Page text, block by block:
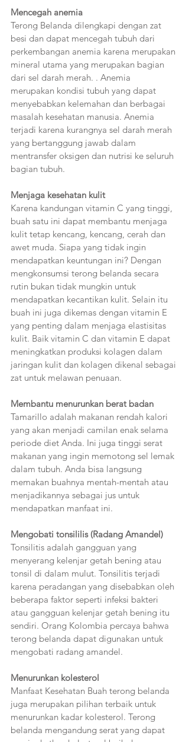
Mencegah anemia
Terong Belanda dilengkapi dengan zat
besi dan dapat mencegah tubuh dari
perkembangan anemia karena merupakan
mineral utama yang merupakan bagian
dari sel darah merah. . Anemia
merupakan kondisi tubuh yang dapat
menyebabkan kelemahan dan berbagai
masalah kesehatan manusia. Anemia
terjadi karena kurangnya sel darah merah
yang bertanggung jawab dalam
mentransfer oksigen dan nutrisi ke seluruh
bagian tubuh.
Menjaga kesehatan kulit
Karena kandungan vitamin C yang tinggi,
buah satu ini dapat membantu menjaga
kulit tetap kencang, kencang, cerah dan
awet muda. Siapa yang tidak ingin
mendapatkan keuntungan ini? Dengan
mengkonsumsi terong belanda secara
rutin bukan tidak mungkin untuk
mendapatkan kecantikan kulit. Selain itu
buah ini juga dikemas dengan vitamin E
yang penting dalam menjaga elastisitas
kulit. Baik vitamin C dan vitamin E dapat
meningkatkan produksi kolagen dalam
jaringan kulit dan kolagen dikenal sebagai
zat untuk melawan penuaan.
Membantu menurunkan berat badan
Tamarillo adalah makanan rendah kalori
yang akan menjadi camilan enak selama
periode diet Anda. Ini juga tinggi serat
makanan yang ingin memotong sel lemak
dalam tubuh. Anda bisa langsung
memakan buahnya mentah-mentah atau
menjadikannya sebagai jus untuk
mendapatkan manfaat ini.
Mengobati tonsililis (Radang Amandel)
Tonsilitis adalah gangguan yang
menyerang kelenjar getah bening atau
tonsil di dalam mulut. Tonsilitis terjadi
karena peradangan yang disebabkan oleh
beberapa faktor seperti infeksi bakteri
atau gangguan kelenjar getah bening itu
sendiri. Orang Kolombia percaya bahwa
terong belanda dapat digunakan untuk
mengobati radang amandel.
Menurunkan kolesterol
Manfaat Kesehatan Buah terong belanda
juga merupakan pilihan terbaik untuk
menurunkan kadar kolesterol. Terong
belanda mengandung serat yang dapat